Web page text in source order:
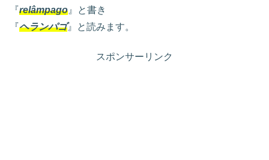
『relâmpago 』と書き
『ヘランパゴ』と読みます。
スポンサーリンク